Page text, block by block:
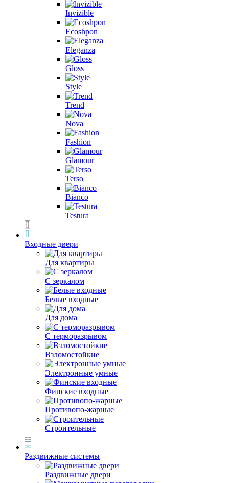
Invizible
Ecoshpon
Eleganza
Gloss
Style
Trend
Nova
Fashion
Glamour
Terso
Bianco
Testura
Входные двери
Для квартиры
С зеркалом
Белые входные
Для дома
С терморазрывом
Взломостойкие
Электронные умные
Финские входные
Противопо-жарные
Строительные
Раздвижные системы
Раздвижные двери